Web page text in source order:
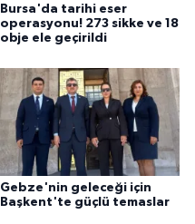
Bursa'da tarihi eser
operasyonu! 273 sikke ve 18
obje ele geçirildi
Gebze'nin geleceği için
Başkent'te güçlü temaslar